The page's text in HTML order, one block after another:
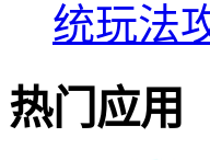
统玩法
热门应用